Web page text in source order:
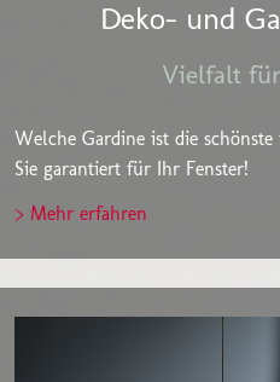
Deko- und
Vielfalt
Welche Gardine ist die
Sie garantiert für Ihr Fenster!
> Mehr erfahren